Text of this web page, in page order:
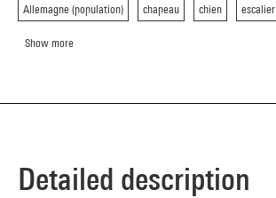
Allemagne (population) chapeau chien escalier
Show more
Detailed description